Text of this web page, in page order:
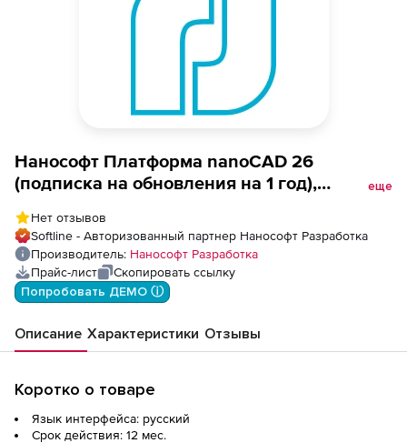
Нанософт Платформа nanoCAD 26
(подписка на обновления на 1 год),
СПДС), update subscription на 1 год
еще
Нет отзывов
Softline - Авторизованный партнер Нанософт Разработка
Производитель: Нанософт Разработка
Прайс-лист
Скопировать ссылку
Попробовать ДЕМО ⓘ
Описание Характеристики Отзывы
Коротко о товаре
Язык интерфейса: русский
Срок действия: 12 мес.